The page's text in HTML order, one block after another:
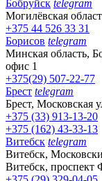
Бобруйск telegram
Могилёвская
+375 44 526 33 31
Борисов telegram
Минская область,
офис 1
+375(29) 507-22-77
Брест telegram
Брест, Московская
+375 (33) 913-13-20
+375 (162) 43-33-13
Витебск telegram
Витебск,
Витебск, проспект